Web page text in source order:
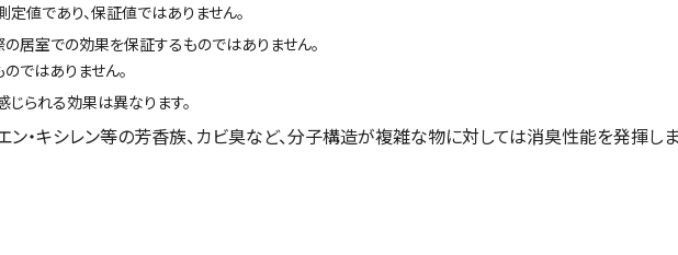
値であり、保証値ではありません。
居室での効果を保証するものではありません。
ではありません。
じられる効果は異なります。
エン・キシレン等の芳香族、カビ臭など、分子構造が複雑な物に対しては消臭性能を発揮し